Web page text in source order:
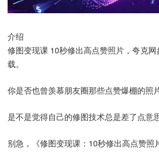
介绍
修图变现课 10秒修出高点赞照片，夸克
载。
你是否也曾羡慕朋友圈那些点赞爆棚的照
是不是觉得自己的修图技术总是差了点意
别急，《修图变现课：10秒修出高点赞照